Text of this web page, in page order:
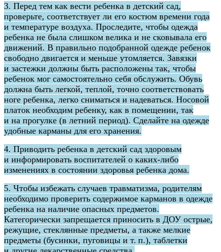
3. Перед тем как вести ребенка в детский сад,
проверьте, соответствует ли его костюм времени года
и температуре воздуха. Проследите, чтобы одежда
ребенка не была слишком велика и не сковывала его
движений. В правильно подобранной одежде ребенок
свободно двигается и меньше утомляется. Завязки
и застежки должны быть расположены так, чтобы
ребенок мог самостоятельно себя обслужить. Обувь
должна быть легкой, теплой, точно соответствовать
ноге ребенка, легко сниматься и надеваться. Носовой
платок необходим ребенку, как в помещении, так
и на прогулке (в летний период). Сделайте на одежде
удобные карманы для его хранения.
4. Приводить ребенка в детский сад здоровым
и информировать воспитателей о каких-либо
изменениях в состоянии здоровья ребенка дома.
5. Чтобы избежать случаев травматизма, родителям
необходимо проверить содержимое карманов в одежде
ребенка на наличие опасных предметов.
Категорически запрещается приносить в ДОУ острые,
режущие, стеклянные предметы, а также мелкие
предметы (бусинки, пуговицы и т. п.), таблетки